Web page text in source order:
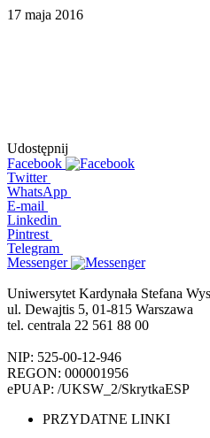
17 maja 2016
Udostępnij
Facebook
Twitter
WhatsApp
E-mail
Linkedin
Pintrest
Telegram
Messenger
Uniwersytet Kardynała Stefana
ul. Dewajtis 5, 01-815 Warszawa
tel. centrala 22 561 88 00
NIP: 525-00-12-946
REGON: 000001956
ePUAP: /UKSW_2/SkrytkaESP
PRZYDATNE LINKI